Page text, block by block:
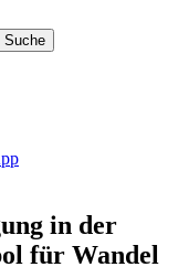
Suche
in der
für Wandel